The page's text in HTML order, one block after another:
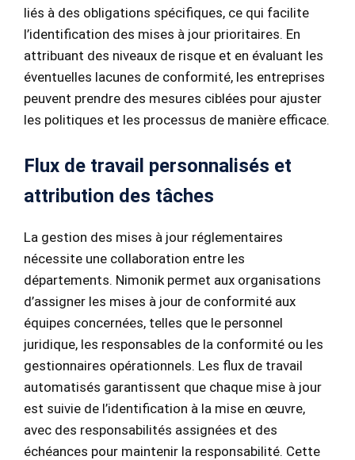
liés à des obligations spécifiques, ce qui facilite
l’identification des mises à jour prioritaires. En
attribuant des niveaux de risque et en évaluant les
éventuelles lacunes de conformité, les entreprises
peuvent prendre des mesures ciblées pour ajuster
les politiques et les processus de manière efficace.
Flux de travail personnalisés et
attribution des tâches
La gestion des mises à jour réglementaires
nécessite une collaboration entre les
départements. Nimonik permet aux organisations
d’assigner les mises à jour de conformité aux
équipes concernées, telles que le personnel
juridique, les responsables de la conformité ou les
gestionnaires opérationnels. Les flux de travail
automatisés garantissent que chaque mise à jour
est suivie de l’identification à la mise en œuvre,
avec des responsabilités assignées et des
échéances pour maintenir la responsabilité. Cette